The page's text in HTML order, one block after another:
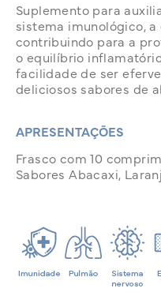
Suplemento para
sistema imunológico,
contribuindo para a
o equilíbrio
facilidade de ser
deliciosos sabores de
APRESENTAÇÕES
Frasco com 10
Sabores Abacaxi,